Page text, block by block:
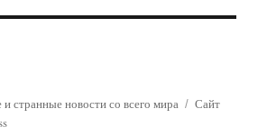
странные новости со всего мира
Сайт